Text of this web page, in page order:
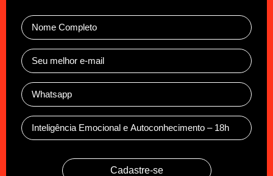
Cadastre-se